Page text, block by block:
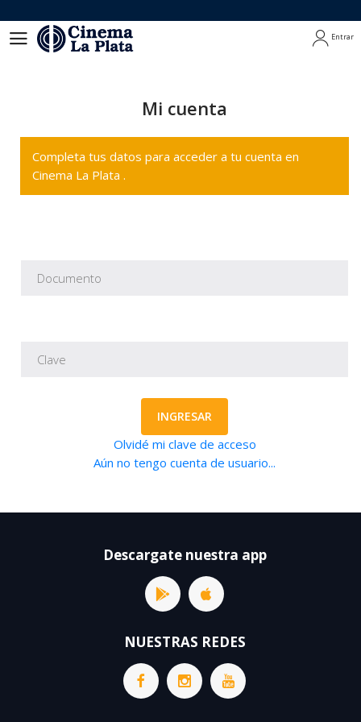
Entrar
Mi cuenta
Completa tus datos para acceder a tu cuenta en
Cinema La Plata .
INGRESAR
Olvidé mi clave de acceso
Aún no tengo cuenta de usuario...
Descargate nuestra app
NUESTRAS REDES